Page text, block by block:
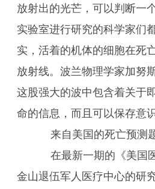
放射出的光芒，可以判断一
实验室进行研究的科学家们
实，活着的机体的细胞在死
放射线。波兰物理学家加努
这股强大的波中包含着关于
命的信息，而且可以保存意
来自美国的死亡预测
在最新一期的《美国医
金山退伍军人医疗中心的研